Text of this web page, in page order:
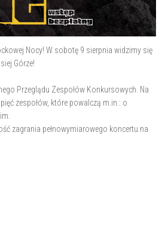
Nocy! W sobotę 9 sierpnia widzimy się
Górze!
Przeglądu Zespołów Konkursowych. Na
zespołów, które powalczą m.in.: o
zagrania pełnowymiarowego koncertu na